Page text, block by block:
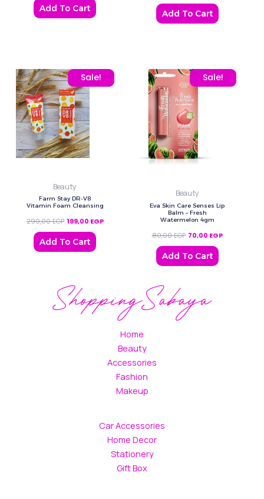
Add To Cart Add To Cart
Sale!
Beauty
Farm Stay DR-V8
Vitamin Foam Cleansing
290,00EGP
Original price was: 290,00 EGP.
199,00 EGP
Current price is: 199,00 EGP.
Add To Cart
Sale!
Beauty
Eva Skin Care Senses Lip
Balm – Fresh
Watermelon 4gm
80,00EGP
Original price was:
70,00 EGP
Current price
Add To Cart
Home
Beauty
Accessories
Fashion
Makeup
Car Accessories
Home Decor
Stationery
Gift Box